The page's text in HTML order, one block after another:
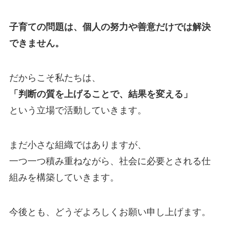
子育ての問題は、個人の努力や善意だけでは解決
できません。
だからこそ私たちは、
「判断の質を上げることで、結果を変える」
という立場で活動していきます。
まだ小さな組織ではありますが、
一つ一つ積み重ねながら、社会に必要とされる仕
組みを構築していきます。
今後とも、どうぞよろしくお願い申し上げます。